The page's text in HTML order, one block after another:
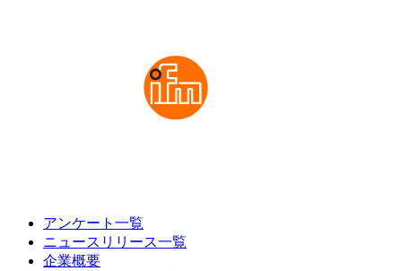
アンケート一覧
ニュースリリース一覧
企業概要